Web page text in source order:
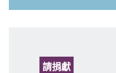
請捐獻